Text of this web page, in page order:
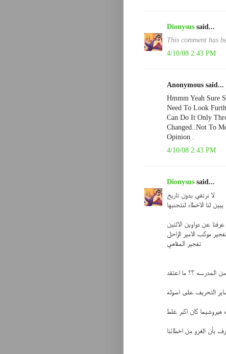
Dionysus said...
This comment has
4/10/08 2:43 PM
Anonymous said...
Hmmm Yeah Sure
Need To Look
Can Do It Only
Changed..Not To
Opinion .
4/10/08 2:43 PM
Dionysus said...
لا نرتقي بدون تاريخ
يبين لنا الاخطاء لنتجنبها
عن دواوين الاثنين
موكب الامير الراحل
تفجير المقاهي
من المدرسه ؟؟ ما اعتقد
التحريف على اصوله
هيروشيما كان اكبر غلط
بأن الغزو من اخطائنا